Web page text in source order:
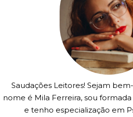
Saudações Leitores! Sejam
nome é Mila Ferreira, sou
e tenho especialização em